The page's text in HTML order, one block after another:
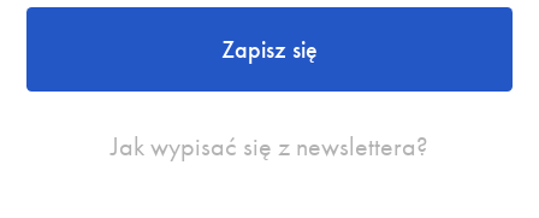
Zapisz się
Jak wypisać się z newslettera?